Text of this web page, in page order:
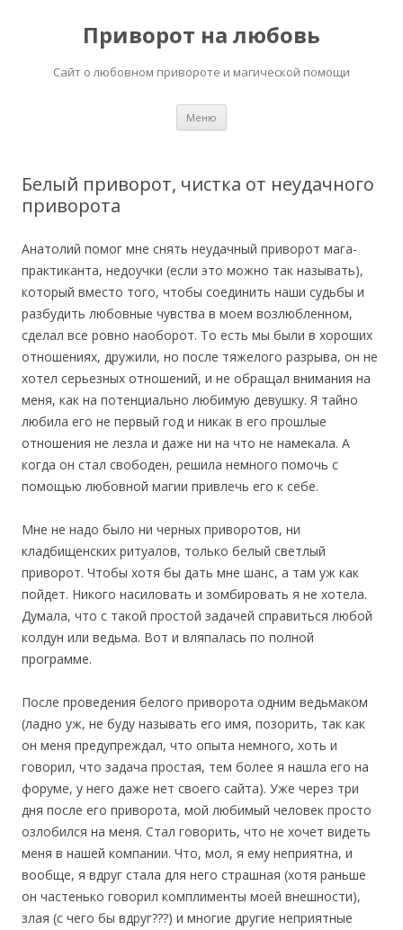
Приворот на любовь
Сайт о любовном привороте и магической помощи
Меню
Белый приворот, чистка от неудачного
приворота
Анатолий помог мне снять неудачный приворот мага-
практиканта, недоучки (если это можно так называть),
который вместо того, чтобы соединить наши судьбы и
разбудить любовные чувства в моем возлюбленном,
сделал все ровно наоборот. То есть мы были в хороших
отношениях, дружили, но после тяжелого разрыва, он не
хотел серьезных отношений, и не обращал внимания на
меня, как на потенциально любимую девушку. Я тайно
любила его не первый год и никак в его прошлые
отношения не лезла и даже ни на что не намекала. А
когда он стал свободен, решила немного помочь с
помощью любовной магии привлечь его к себе.
Мне не надо было ни черных приворотов, ни
кладбищенских ритуалов, только белый светлый
приворот. Чтобы хотя бы дать мне шанс, а там уж как
пойдет. Никого насиловать и зомбировать я не хотела.
Думала, что с такой простой задачей справиться любой
колдун или ведьма. Вот и вляпалась по полной
программе.
После проведения белого приворота одним ведьмаком
(ладно уж, не буду называть его имя, позорить, так как
он меня предупреждал, что опыта немного, хоть и
говорил, что задача простая, тем более я нашла его на
форуме, у него даже нет своего сайта). Уже через три
дня после его приворота, мой любимый человек просто
озлобился на меня. Стал говорить, что не хочет видеть
меня в нашей компании. Что, мол, я ему неприятна, и
вообще, я вдруг стала для него страшная (хотя раньше
он частенько говорил комплименты моей внешности),
злая (с чего бы вдруг???) и многие другие неприятные